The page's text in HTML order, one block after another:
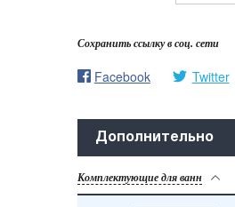
Сохранить ссылку в соц. сети
Facebook Twitter
Дополнительно
Комплектующие для ванн